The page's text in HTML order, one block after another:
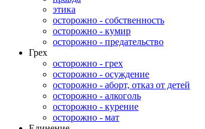
этика
осторожно - собственность
осторожно - кумир
осторожно - предательство
Грех
осторожно - грех
осторожно - осуждение
осторожно - аборт, отказ от детей
осторожно - алкоголь
осторожно - курение
осторожно - мат